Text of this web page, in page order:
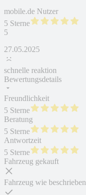
mobile.de Nutzer
5 Sterne
5
27.05.2025
schnelle reaktion
Bewertungsdetails
Freundlichkeit
5 Sterne
Beratung
5 Sterne
Antwortzeit
5 Sterne
Fahrzeug gekauft
Fahrzeug wie beschrieben